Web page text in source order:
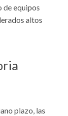
de equipos
altos
plazo, las